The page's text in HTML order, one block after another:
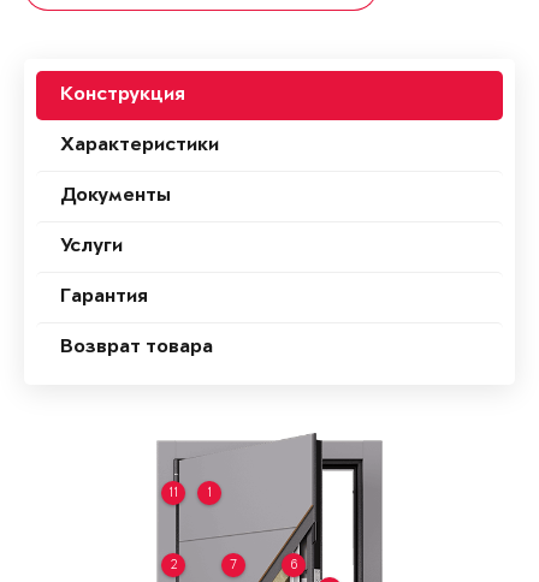
Конструкция
Характеристики
Документы
Услуги
Гарантия
Возврат товара
1
2 6
7
11